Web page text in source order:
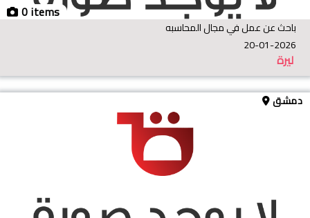
0 items
باحث عن عمل في مجال المحاسبه
20-01-2026
ليرة
دمشق